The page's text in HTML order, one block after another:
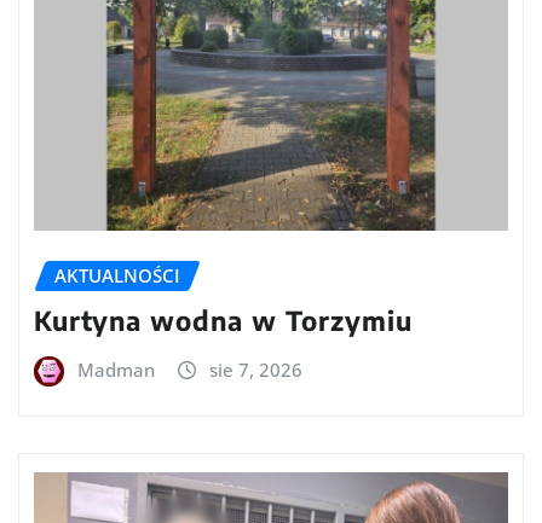
AKTUALNOŚCI
Kurtyna wodna w Torzymiu
Madman sie 7, 2026